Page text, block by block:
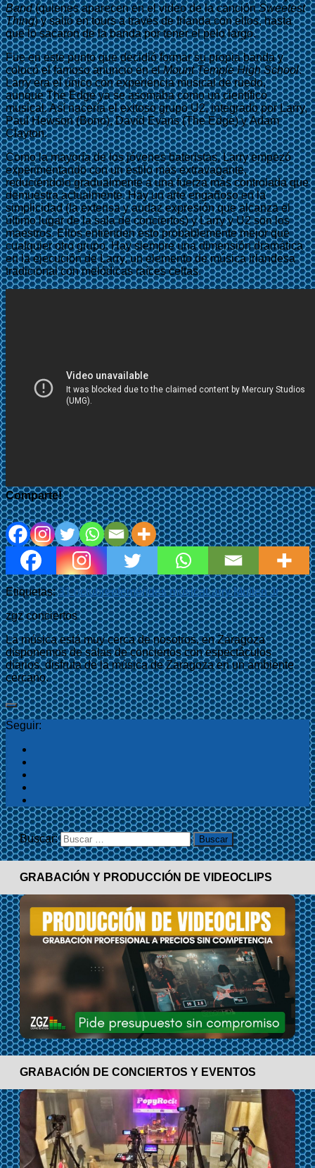
Band(quienes aparecen en el video de la canciónSweetest
Thing) y salió en tours a través de Irlanda con ellos, hasta
que lo sacaron de la banda por tener el pelo largo.
Fue en este punto que decidió formar su propia banda y
colocó el famoso anuncio en elMount Temple High School.
Larry era el único con experiencia musical de ruedo,
aunque The Edge ya se asomaba como un científico
musical. Así nacería el exitoso grupo U2, integrado por Larry,
Paul Hewson (Bono), David Evans (The Edge) y Adam
Clayton.
Como la mayoría de los jóvenes bateristas, Larry empezó
experimentando con un estilo más extravagante,
reduciéndolo gradualmente a una fuerza más controlada que
demuestra actualmente. Hay un arte engañoso en la
simplicidad (la extensa y audaz expresión que alcanza el
último lugar de la sala de conciertos) y Larry y U2 son los
maestros. Ellos entienden esto probablemente mejor que
cualquier otro grupo. Hay siempre una dimensión dramática
en la ejecución de Larry, un elemento de música irlandesa
tradicional con melódicas raíces celtas.
Comparte!
Etiquetas:31 octubreefemérides músicaLarry Mullen Jr
zgz conciertos
La música está muy cerca de nosotros, en Zaragoza
disponemos de salas de conciertos con espectáculos
diarios, disfruta de la música de Zaragoza en un ambiente
cercano.
Seguir:
Buscar:
GRABACIÓN Y PRODUCCIÓN DE VIDEOCLIPS
GRABACIÓN DE CONCIERTOS Y EVENTOS